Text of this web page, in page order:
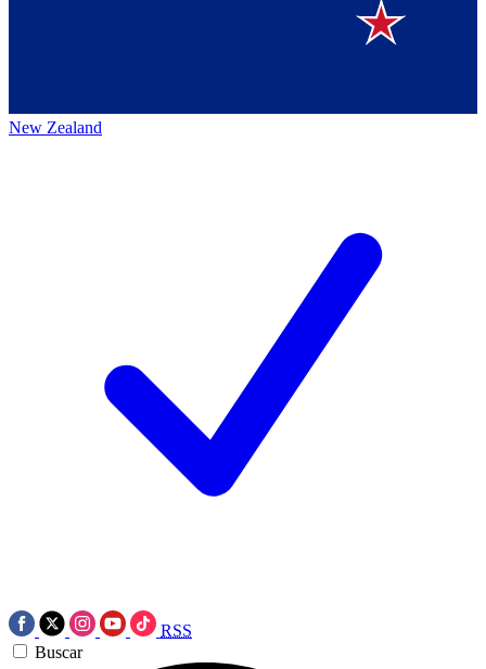
New Zealand
RSS
Buscar